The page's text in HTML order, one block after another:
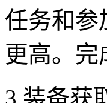
任务和参
更高。完
3.装备获